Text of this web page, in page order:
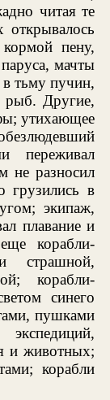
читая те
открывалось
пену,
мачты
в тьму пучин,
рыб. Другие,
утихающее
переживал
не разносил
грузились в
экипаж,
плавание и
корабли-
корабли-
синего
пушками
и животных;
корабли